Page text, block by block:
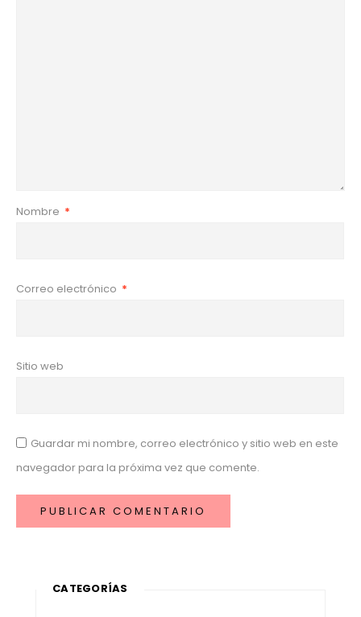
Nombre *
Correo electrónico *
Sitio web
Guardar mi nombre, correo electrónico y sitio web en este
navegador para la próxima vez que comente.
CATEGORÍAS